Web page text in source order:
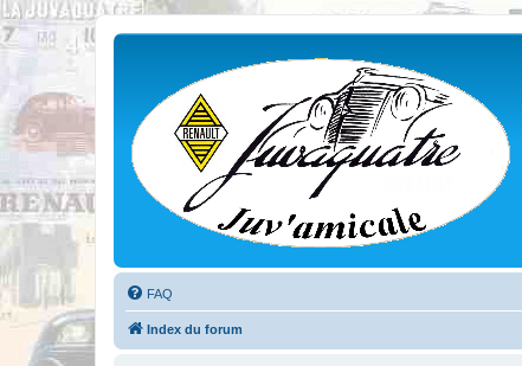
FAQ
Index du forum